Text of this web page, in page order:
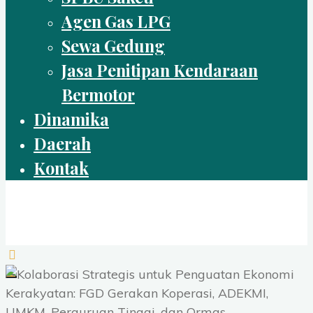
Agen Gas LPG
Sewa Gedung
Jasa Penitipan Kendaraan
Bermotor
Dinamika
Daerah
Kontak